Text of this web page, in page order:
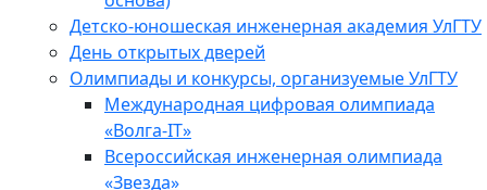
Детско-юношеская инженерная академия УлГТУ
День открытых дверей
Олимпиады и конкурсы, организуемые УлГТУ
Международная цифровая олимпиада
«Волга-IT»
Всероссийская инженерная олимпиада
«Звезда»